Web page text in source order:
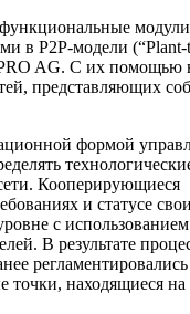
в Р2Р-модели (“Plant-
AG. С их помощью
представляющих
формой
Кооперирующиеся
и статусе
с
В результате
точки, находящиеся